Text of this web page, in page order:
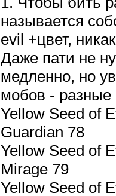
называется
evil +цвет,
Даже пати не
медленно, но
мобов -
Yellow Seed of
Guardian 78
Yellow Seed of
Mirage 79
Yellow Seed of